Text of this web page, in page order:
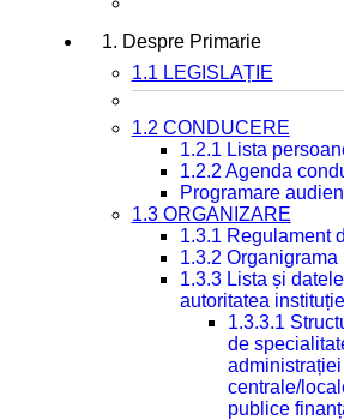
1. Despre Primarie
1.1 LEGISLAȚIE
1.2 CONDUCERE
1.2.1 Lista
1.2.2 Agenda
Programare
1.3 ORGANIZARE
1.3.1 Regulament
1.3.2 Organigrama
1.3.3 Lista și
autoritatea
1.3.3.1
de
centrale/
publice